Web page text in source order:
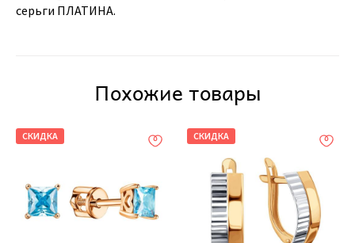
серьги ПЛАТИНА.
Похожие товары
СКИДКА СКИДКА